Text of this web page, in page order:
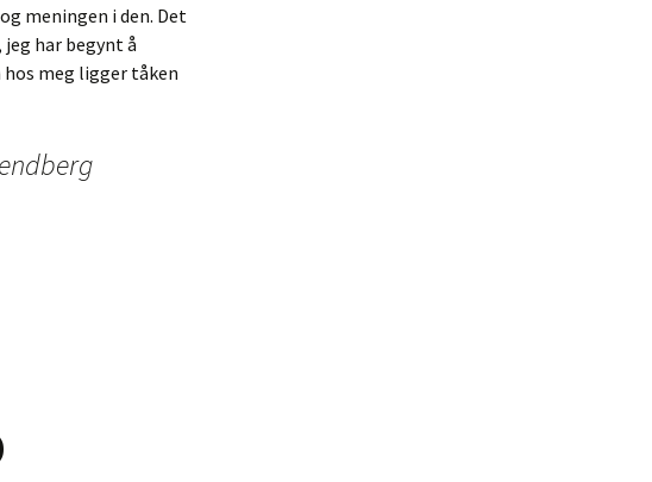
meningen i den. Det
har begynt å
meg ligger tåken